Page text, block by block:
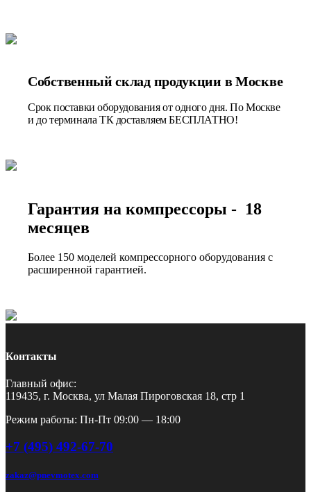
Собственный склад продукции в Москве
Срок поставки оборудования от одного дня. По Москве
и до терминала ТК доставляем БЕСПЛАТНО!
Гарантия на компрессоры - 18
месяцев
Более 150 моделей компрессорного оборудования с
расширенной гарантией.
Контакты
Главный офис:
119435, г. Москва, ул Малая Пироговская 18, стр 1
Режим работы: Пн-Пт 09:00 — 18:00
+7 (495) 492-67-70
zakaz@pnevmotex.com